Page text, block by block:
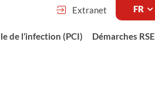
Extranet
de l’infection (PCI) Démarches RSE